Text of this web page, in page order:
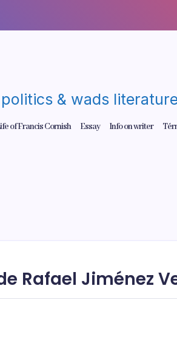
& wads
of Francis Cornish Essay Info on writer
Rafael Jiménez